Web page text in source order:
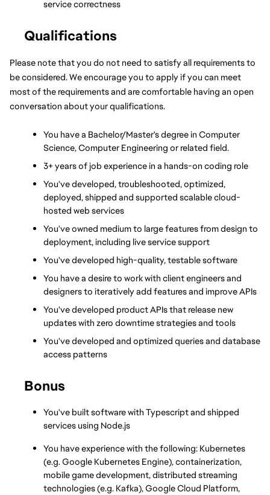
service correctness
Qualifications
Please note that you do not need to satisfy all requirements to
be considered. We encourage you to apply if you can meet
most of the requirements and are comfortable having an open
conversation about your qualifications.
You have a Bachelor/Master's degree in Computer
Science, Computer Engineering or related field.
3+ years of job experience in a hands-on coding role
You've developed, troubleshooted, optimized,
deployed, shipped and supported scalable cloud-
hosted web services
You've owned medium to large features from design to
deployment, including live service support
You've developed high-quality, testable software
You have a desire to work with client engineers and
designers to iteratively add features and improve APIs
You've developed product APIs that release new
updates with zero downtime strategies and tools
You've developed and optimized queries and database
access patterns
Bonus
You've built software with Typescript and shipped
services using Node.js
You have experience with the following: Kubernetes
(e.g. Google Kubernetes Engine), containerization,
mobile game development, distributed streaming
technologies (e.g. Kafka), Google Cloud Platform,